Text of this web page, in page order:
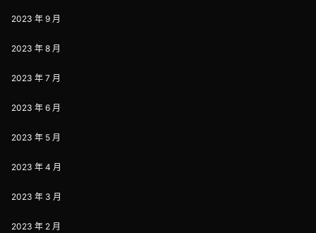
2023 年 9 月
2023 年 8 月
2023 年 7 月
2023 年 6 月
2023 年 5 月
2023 年 4 月
2023 年 3 月
2023 年 2 月